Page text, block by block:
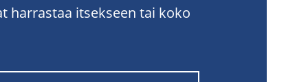
harrastaa itsekseen tai koko